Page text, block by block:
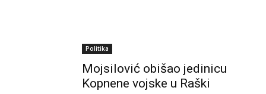
Politika
Mojsilović obišao jedinicu
Kopnene vojske u Raški